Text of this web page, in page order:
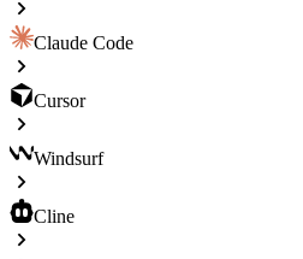
Claude Code
Cursor
Windsurf
Cline